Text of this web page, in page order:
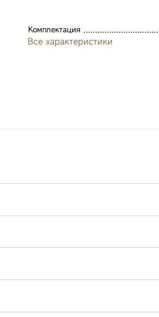
Комплектация
Все характеристики